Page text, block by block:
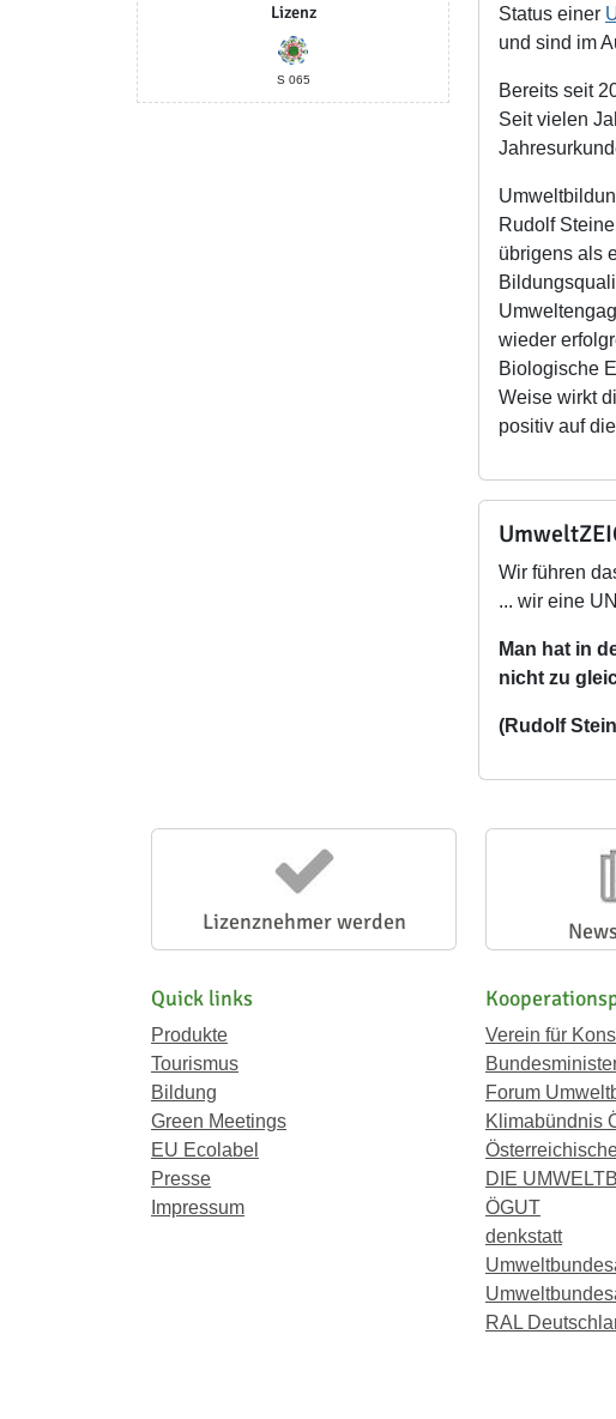
Lizenz
S 065
Status einer
und sind im
Bereits seit
Seit vielen
Rudolf
übrigens als
wieder
Biologische
Weise wirkt
positiv auf
Wir führen
... wir eine
Man hat in
nicht zu
(Rudolf
Lizenznehmer werden
Quick links
Produkte
Tourismus
Bildung
Green Meetings
EU Ecolabel
Presse
Impressum
Verein für
Forum
Klimabündnis
DIE
ÖGUT
denkstatt
RAL